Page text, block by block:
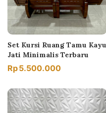
Set Kursi Ruang Tamu Kayu
Jati Minimalis Terbaru
Rp5.500.000